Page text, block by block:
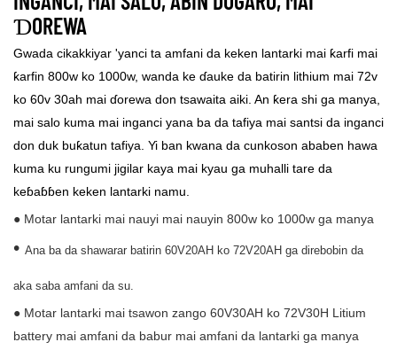
ƊOREWA
Gwada cikakkiyar 'yanci ta amfani da keken lantarki mai ƙarfi mai
ƙarfin 800w ko 1000w, wanda ke ɗauke da batirin lithium mai 72v
ko 60v 30ah mai ɗorewa don tsawaita aiki. An ƙera shi ga manya,
mai salo kuma mai inganci yana ba da tafiya mai santsi da inganci
don duk buƙatun tafiya. Yi ban kwana da cunkoson ababen hawa
kuma ku rungumi jigilar kaya mai kyau ga muhalli tare da
keɓaɓɓen keken lantarki namu.
● Motar lantarki mai nauyi mai nauyin 800w ko 1000w ga manya
• Ana ba da shawarar batirin 60V20AH ko 72V20AH ga direbobin da
aka saba amfani da su.
● Motar lantarki mai tsawon zango 60V30AH ko 72V30H Litium
battery mai amfani da babur mai amfani da lantarki ga manya